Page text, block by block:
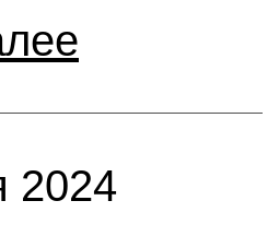
2024